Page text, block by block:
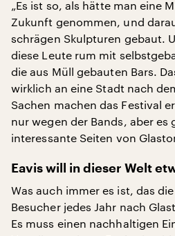
„Es ist so, als hätte man eine
Zukunft genommen, und
schrägen Skulpturen gebaut.
diese Leute rum mit
die aus Müll gebauten Bars.
wirklich an eine Stadt nach
Sachen machen das Festival
nur wegen der Bands, aber es
interessante Seiten von
Eavis will in dieser Welt
Was auch immer es ist, das
Besucher jedes Jahr nach
Es muss einen nachhaltigen